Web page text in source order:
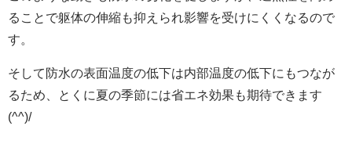
ることで躯体の伸縮も抑えられ影響を受けにくくなるので
す。
そして防水の表面温度の低下は内部温度の低下にもつなが
るため、とくに夏の季節には省エネ効果も期待できます
(^^)/